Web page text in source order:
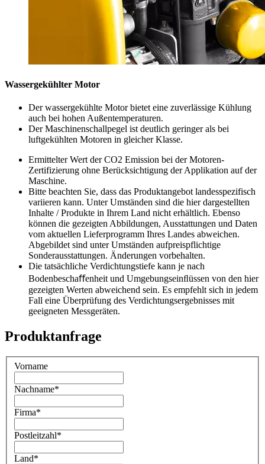
Wassergekühlter Motor
Der wassergekühlte Motor bietet eine zuverlässige Kühlung
auch bei hohen Außentemperaturen.
Der Maschinenschallpegel ist deutlich geringer als bei
luftgekühlten Motoren in gleicher Klasse.
Ermittelter Wert der CO2 Emission bei der Motoren-
Zertifizierung ohne Berücksichtigung der Applikation auf der
Maschine.
Bitte beachten Sie, dass das Produktangebot landesspezifisch
variieren kann. Unter Umständen sind die hier dargestellten
Inhalte / Produkte in Ihrem Land nicht erhältlich. Ebenso
können die gezeigten Abbildungen, Ausstattungen und Daten
vom aktuellen Lieferprogramm Ihres Landes abweichen.
Abgebildet sind unter Umständen aufpreispflichtige
Sonderausstattungen. Änderungen vorbehalten.
Die tatsächliche Verdichtungstiefe kann je nach
Bodenbeschaﬀenheit und Umgebungseinﬂüssen von den hier
gezeigten Werten abweichend sein. Es empfehlt sich in jedem
Fall eine Überprüfung des Verdichtungsergebnisses mit
geeigneten Messgeräten.
Produktanfrage
Vorname
Nachname*
Firma*
Postleitzahl*
Land*